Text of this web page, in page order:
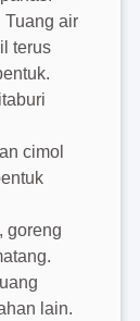
Tuang air
terus
cimol
goreng
lain.